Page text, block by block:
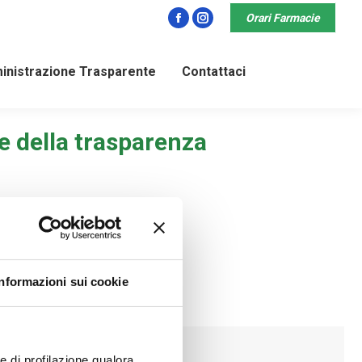
sui cookie
FacebookInstagram
Orari Farmacie
Trasparente Contattaci
della trasparenza
di cui all’articolo 9: